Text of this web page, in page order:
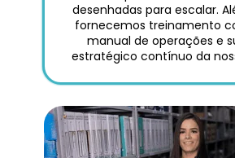
desenhadas para escalar.
fornecemos treinamento
manual de operações e
estratégico contínuo da